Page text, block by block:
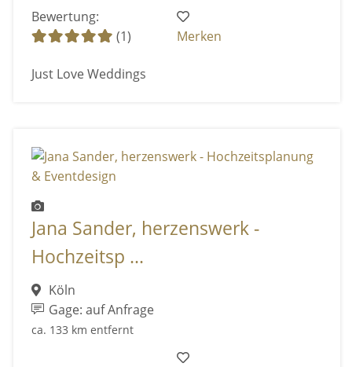
Bewertung:
(1)
Merken
Just Love Weddings
Jana Sander, herzenswerk -
Hochzeitsp ...
Köln
Gage: auf Anfrage
ca. 133 km entfernt